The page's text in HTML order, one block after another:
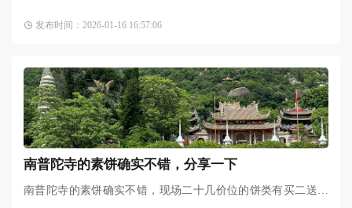
小时候吃主要是猪肉馅，
发布时间：2026-01-16 16:57:06
南普陀寺的素饼确实不错，分享一下
南普陀寺的素饼确实不错，现场二十几价位的饼类有买二送一